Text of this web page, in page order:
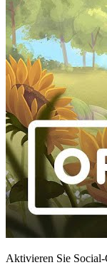
Aktivieren Sie Social-